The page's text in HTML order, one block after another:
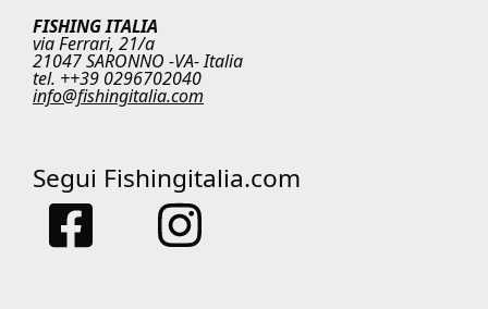
FISHING ITALIA
via Ferrari, 21/a
21047 SARONNO -VA- Italia
tel. ++39 0296702040
info@fishingitalia.com
Segui Fishingitalia.com